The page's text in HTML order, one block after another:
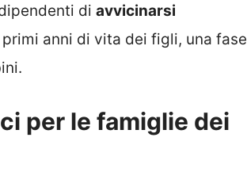
di avvicinarsi
anni di vita dei figli, una fase
per le famiglie dei